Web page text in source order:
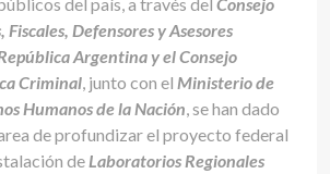
Defensores y Asesores
Argentina y el Consejo
Criminal, junto con el Ministerio de
Humanos de la Nación, se han dado
de profundizar el proyecto federal
deLaboratorios Regionales